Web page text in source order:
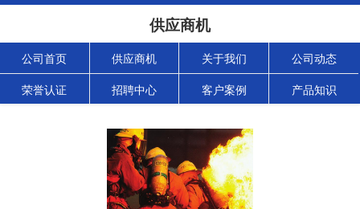
供应商机
公司首页 供应商机 关于我们 公司动态
荣誉认证 招聘中心 客户案例 产品知识